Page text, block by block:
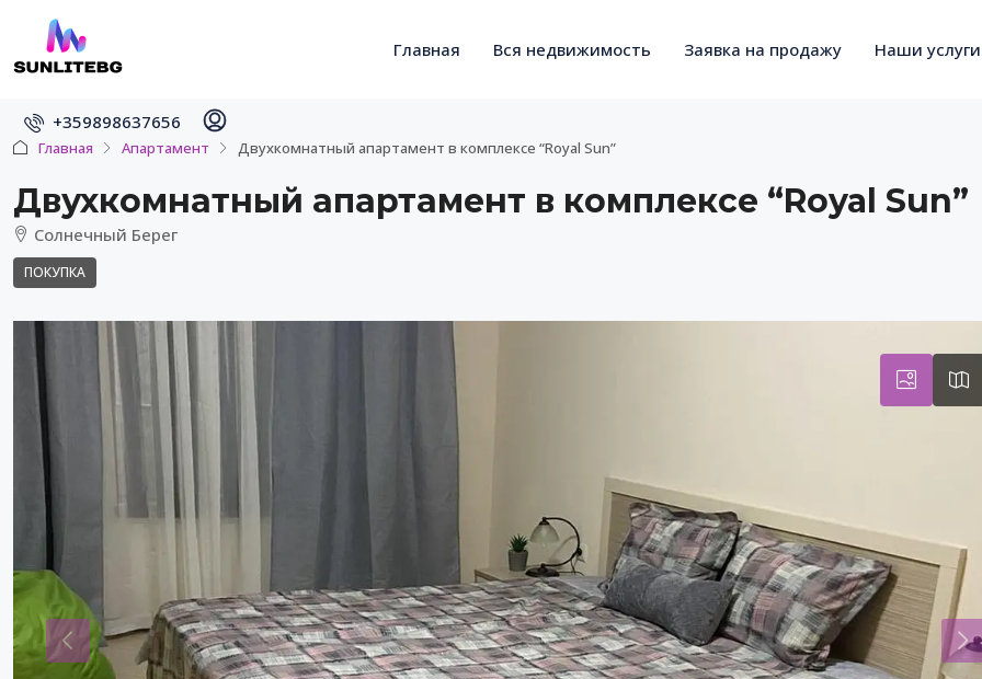
Главная Вся недвижимость Заявка на продажу Наши услуги
+359898637656
Главная Апартамент Двухкомнатный апартамент в комплексе “Royal Sun”
Двухкомнатный апартамент в комплексе “Royal Sun”
Солнечный Берег
ПОКУПКА